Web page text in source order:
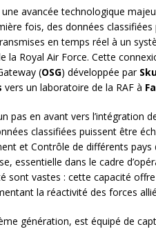
avancée technologique
fois, des données classifiées
en temps réel à un
la Royal Air Force. Cette
(OSG) développée par
vers un laboratoire de la RAF à
pas en avant vers l’intégration
classifiées puissent être
et Contrôle de différents pays
essentielle dans le cadre
sont vastes : cette capacité
la réactivité des forces
génération, est équipé de